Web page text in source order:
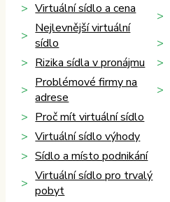
Virtuální sídlo a cena
Nejlevnější virtuální
sídlo
Rizika sídla v pronájmu
Problémové firmy na
adrese
Proč mít virtuální sídlo
Virtuální sídlo výhody
Sídlo a místo podnikání
Virtuální sídlo pro trvalý
pobyt